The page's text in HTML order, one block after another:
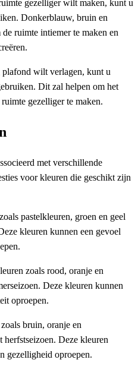
gezelliger wilt maken, kunt u
Donkerblauw, bruin en
ruimte intiemer te maken en
wilt verlagen, kunt u
Dit zal helpen om het
gezelliger te maken.
met verschillende
voor kleuren die geschikt zijn
pastelkleuren, groen en geel
kleuren kunnen een gevoel
zoals rood, oranje en
Deze kleuren kunnen
oproepen.
bruin, oranje en
herfstseizoen. Deze kleuren
gezelligheid oproepen.